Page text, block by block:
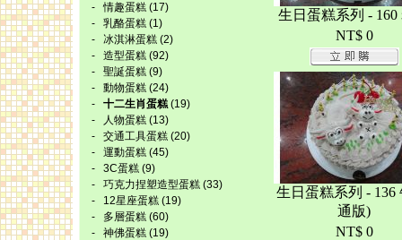
-情趣蛋糕(17)
- 乳酪蛋糕(1)
- 冰淇淋蛋糕(2)
- 造型蛋糕(92)
- 聖誕蛋糕(9)
- 動物蛋糕(24)
- 十二生肖蛋糕(19)
-
人物蛋糕(13)
- 交通工具蛋糕(20)
- 運動蛋糕(45)
- 3C蛋糕(9)
- 巧克力捏塑造型蛋糕(33)
-
12星座蛋糕(19)
-
多層蛋糕(60)
- 神佛蛋糕(19)
生日蛋糕系列 - 160
NT$ 0
生日蛋糕系列 - 136
通版)
NT$ 0